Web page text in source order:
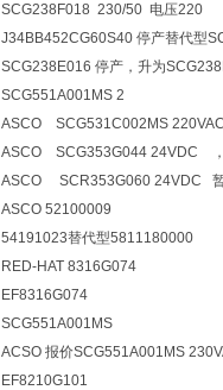
SCG238F018 230/50 电压220
J34BB452CG60S40 停产替代型
SCG238E016 停产，升为
SCG551A001MS 2
ASCO SCG531C002MS
ASCO SCG353G044 24VDC
ASCO SCR353G060 24VDC
ASCO 52100009
54191023替代型5811180000
RED-HAT 8316G074
EF8316G074
SCG551A001MS
ACSO 报价SCG551A001MS
EF8210G101